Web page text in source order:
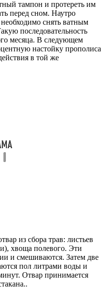
тампон и протереть им
перед сном. Наутро
снять ватным
последовательность
месяца. В следующем
настойку прополиса
в той же
из сбора трав: листьев
хвоща полевого. Эти
и смешиваются. Затем две
пол литрами воды и
Отвар принимается